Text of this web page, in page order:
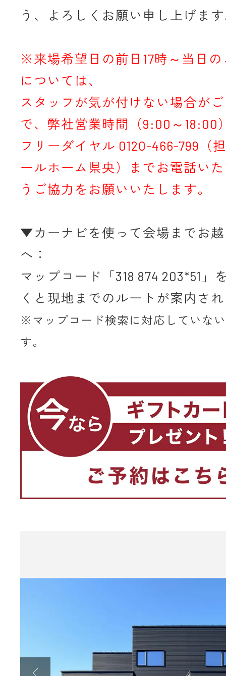
う、よろしくお願い申し上げま
※来場希望日の前日17時～当日
については、
スタッフが気が付けない場合が
で、弊社営業時間（9:00～18:00
フリーダイヤル 0120-466-799（
ールホーム県央）までお電話い
うご協力をお願いいたします。
▼カーナビを使って会場までお
へ：
マップコード「318 874 203*51」
くと現地までのルートが案内さ
※マップコード検索に対応していな
す。